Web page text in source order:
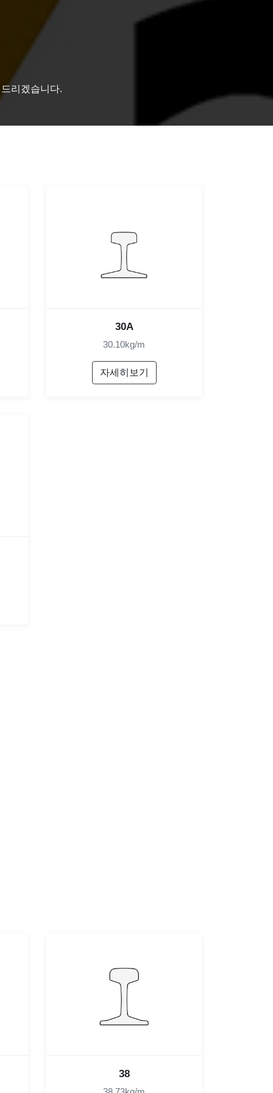
리겠습니다.
30A
30.10kg/m
자세히보기
38